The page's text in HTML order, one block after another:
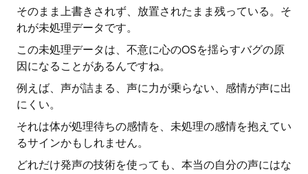
そのまま上書きされず、放置されたまま残っている。そ
れが未処理データです。
この未処理データは、不意に心のOSを揺らすバグの原
因になることがあるんですね。
例えば、声が詰まる、声に力が乗らない、感情が声に出
にくい。
それは体が処理待ちの感情を、未処理の感情を抱えてい
るサインかもしれません。
どれだけ発声の技術を使っても、本当の自分の声にはな